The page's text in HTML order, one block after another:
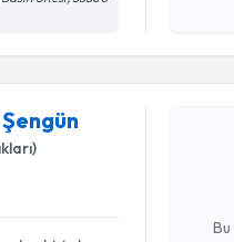
Randevu
Prof. Dr.